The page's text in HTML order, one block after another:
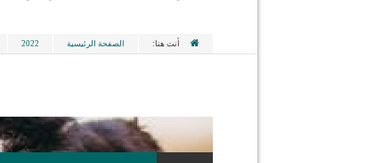
أنت هنا: الصفحة الرئيسية 2022